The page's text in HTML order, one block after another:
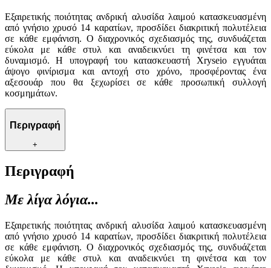
Εξαιρετικής ποιότητας ανδρική αλυσίδα λαιμού κατασκευασμένη
από γνήσιο χρυσό 14 καρατίων, προσδίδει διακριτική πολυτέλεια
σε κάθε εμφάνιση. Ο διαχρονικός σχεδιασμός της, συνδυάζεται
εύκολα με κάθε στυλ και αναδεικνύει τη φινέτσα και τον
δυναμισμό. Η υπογραφή του κατασκευαστή Xryseio εγγυάται
άψογο φινίρισμα και αντοχή στο χρόνο, προσφέροντας ένα
αξεσουάρ που θα ξεχωρίσει σε κάθε προσωπική συλλογή
κοσμημάτων.
Περιγραφή
+
Περιγραφή
Με λίγα λόγια...
Εξαιρετικής ποιότητας ανδρική αλυσίδα λαιμού κατασκευασμένη
από γνήσιο χρυσό 14 καρατίων, προσδίδει διακριτική πολυτέλεια
σε κάθε εμφάνιση. Ο διαχρονικός σχεδιασμός της, συνδυάζεται
εύκολα με κάθε στυλ και αναδεικνύει τη φινέτσα και τον